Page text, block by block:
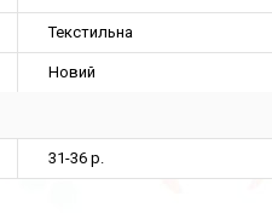
Текстильна
Новий
31-36 р.